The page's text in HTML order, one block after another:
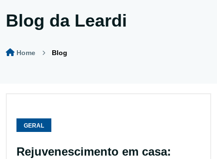
Blog da Leardi
Home Blog
GERAL
Rejuvenescimento em casa: